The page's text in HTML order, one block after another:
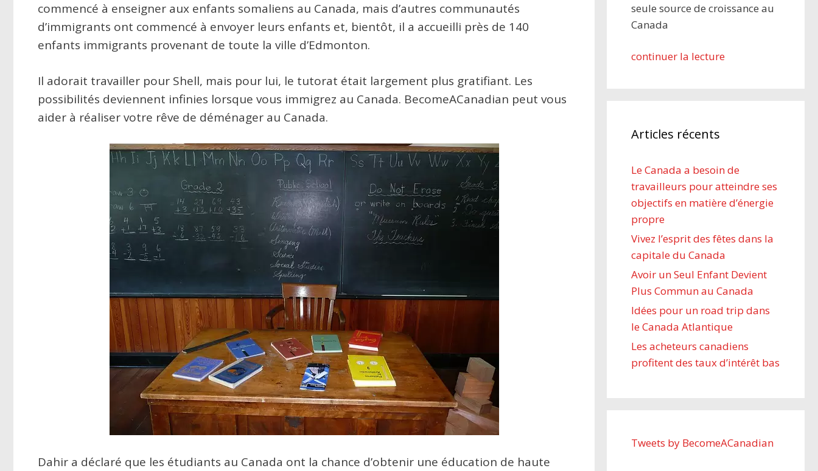
commencé à enseigner aux enfants somaliens au Canada, mais d’autres communautés
d’immigrants ont commencé à envoyer leurs enfants et, bientôt, il a accueilli près de 140
enfants immigrants provenant de toute la ville d’Edmonton.
Il adorait travailler pour Shell, mais pour lui, le tutorat était largement plus gratifiant. Les
possibilités deviennent infinies lorsque vous immigrez au Canada. BecomeACanadian peut vous
aider à réaliser votre rêve de déménager au Canada.
Dahir a déclaré que les étudiants au Canada ont la chance d’obtenir une éducation de haute
seule source de croissance au
Canada
continuer la lecture
Articles récents
Le Canada a besoin de
travailleurs pour atteindre ses
objectifs en matière d’énergie
propre
Vivez l’esprit des fêtes dans la
capitale du Canada
Avoir un Seul Enfant Devient
Plus Commun au Canada
Idées pour un road trip dans
le Canada Atlantique
Les acheteurs canadiens
profitent des taux d’intérêt bas
Tweets by BecomeACanadian